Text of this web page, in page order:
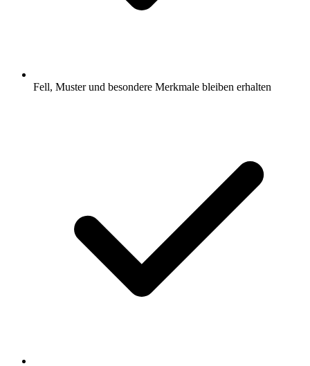
Fell, Muster und besondere Merkmale bleiben erhalten